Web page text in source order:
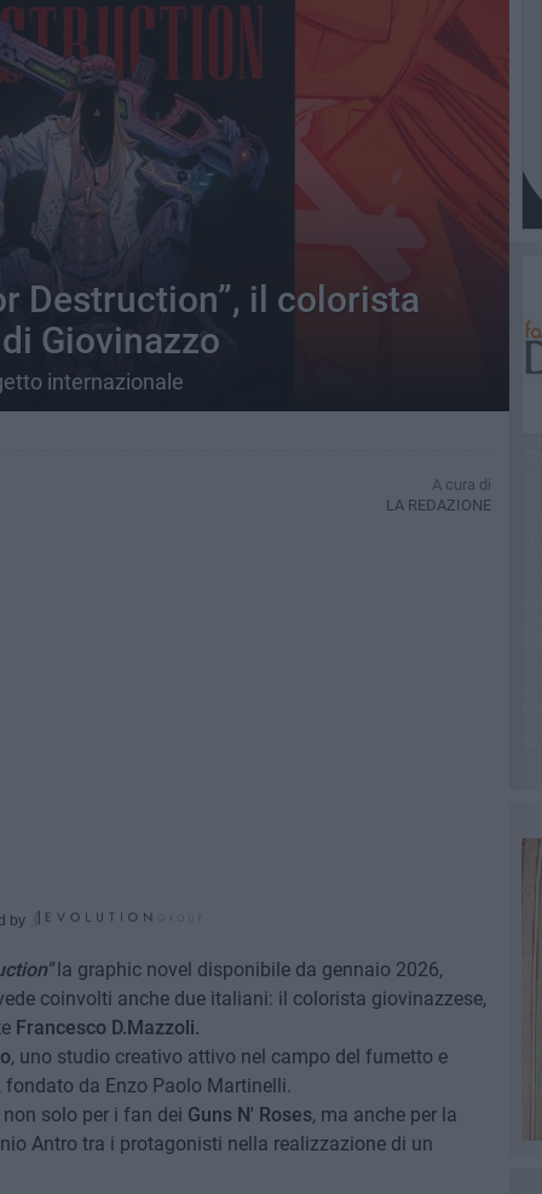
Destruction”, il colorista
Giovinazzo
internazionale
A cura di
LA REDAZIONE
by
la graphic novel disponibile da gennaio 2026,
coinvolti anche due italiani: il colorista giovinazzese,
Francesco D.Mazzoli.
, uno studio creativo attivo nel campo del fumetto e
da Enzo Paolo Martinelli.
solo per i fan dei Guns N' Roses, ma anche per la
Antro tra i protagonisti nella realizzazione di un